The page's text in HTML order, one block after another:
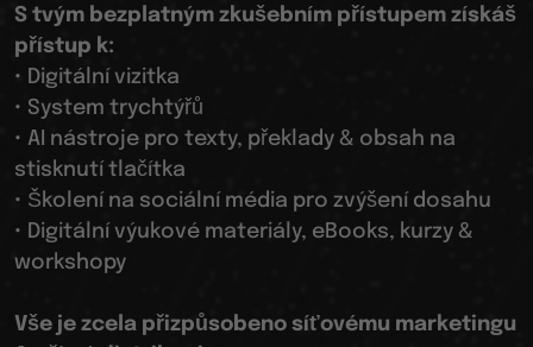
S tvým bezplatným zkušebním přístupem získáš
přístup k:
• Digitální vizitka
• System trychtýřů
• AI nástroje pro texty, překlady & obsah na
stisknutí tlačítka
• Školení na sociální média pro zvýšení dosahu
• Digitální výukové materiály, eBooks, kurzy &
workshopy
Vše je zcela přizpůsobeno síťovému marketingu